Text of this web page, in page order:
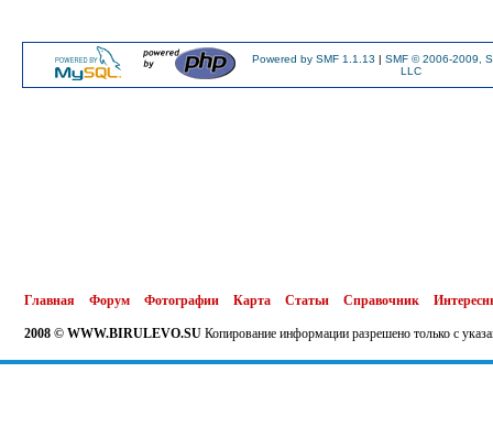
Powered by SMF 1.1.13 | SMF © 2006-2009,
LLC
Главная Форум Фотографии Карта Статьи Справочник
2008 © WWW.BIRULEVO.SU Копирование информации разрешено только с